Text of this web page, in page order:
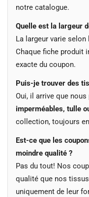
notre catalogue.
Quelle est la largeur
La largeur varie
Chaque fiche produit
exacte du coupon.
Puis-je trouver des
Oui, il arrive que
imperméables, tulle
collection, toujours
Est-ce que les
moindre qualité ?
Pas du tout! Nos
qualité que nos
uniquement de leur